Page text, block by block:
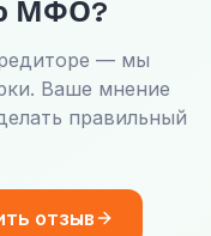
МФО?
— мы
Ваше мнение
правильный
отзыв